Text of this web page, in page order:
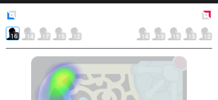
16 14 17 15 12 14 13 15 13 12